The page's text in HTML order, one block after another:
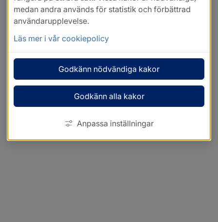
medan andra används för statistik och förbättrad
användarupplevelse.
Läs mer i vår cookiepolicy
Godkänn nödvändiga kakor
Godkänn alla kakor
Anpassa inställningar